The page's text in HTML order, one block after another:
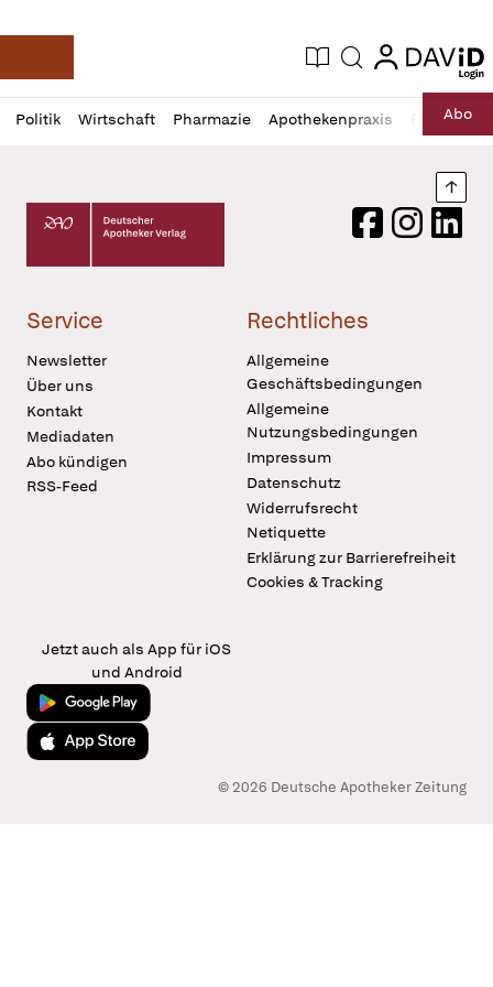
Deutsche Apotheker Zeitung
Aktuelle Ausgabe
Suche login
login
Politik Wirtschaft Pharmazie Apothekenpraxis RechtAbo
Profil
öffnen
Daz
Pur
Deutscher Apotheker Verlag Logo
FacebookInstagram
Service
Newsletter
Über uns
Kontakt
Mediadaten
Abo kündigen
RSS-Feed
Rechtliches
Allgemeine
Geschäftsbedingungen
Allgemeine
Nutzungsbedingungen
Impressum
Datenschutz
Widerrufsrecht
Netiquette
Erklärung zur Barrierefreiheit
Cookies & Tracking
Jetzt auch als App für iOS
und Android
Jetzt bei Google Play
Laden im App Store
© 2026 Deutsche Apotheker Zeitung